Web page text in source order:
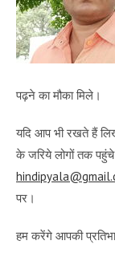
पढ़ने का मौका मिले।
यदि आप भी रखते हैं
के जरिये लोगों तक
पर।
हम करेंगे आपकी